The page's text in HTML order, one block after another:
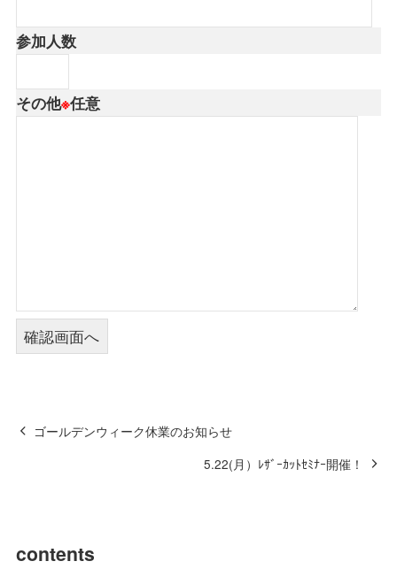
参加人数
その他※任意
ゴールデンウィーク休業のお知らせ
5.22(月）ﾚｻﾞｰｶｯﾄｾﾐﾅｰ開催！
contents